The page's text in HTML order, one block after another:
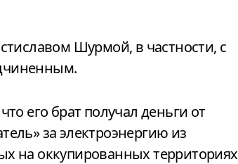
Шурмой, в частности, с
его брат получал деньги от
за электроэнергию из
на оккупированных территориях